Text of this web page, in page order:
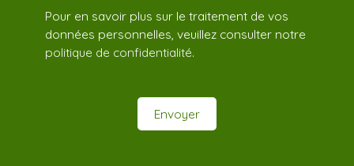
Pour en savoir plus sur le traitement de vos
données personnelles, veuillez consulter notre
politique de confidentialité.
Envoyer